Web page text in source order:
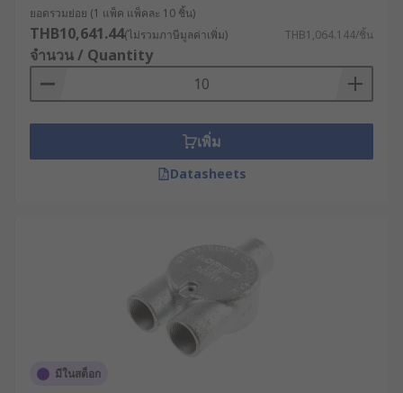
ยอดรวมย่อย (1 แพ็ค แพ็คละ 10 ชิ้น)
THB10,641.44(ไม่รวมภาษีมูลค่าเพิ่ม) THB1,064.144/ชิ้น
จำนวน / Quantity
เพิ่ม
Datasheets
มีในสต็อก